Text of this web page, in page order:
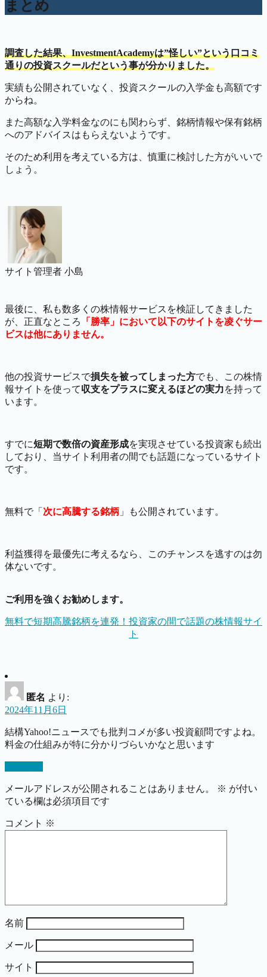
まとめ
調査した結果、InvestmentAcademyは”怪しい”という口コミ
通りの投資スクールだという事が分かりました。
実績も公開されていなく、投資スクールの入学金も高額です
からね。
また高額な入学料金なのにも関わらず、銘柄情報や保有銘柄
へのアドバイスはもらえないようです。
そのため利用を考えている方は、慎重に検討した方がいいで
しょう。
サイト管理者 小島
最後に、私も数多くの株情報サービスを検証してきました
が、正直なところ
「勝率」において以下のサイトを凌ぐサー
ビスは他にありません。
他の投資サービスで損失を被ってしまった方でも、この株情
報サイトを使って収支をプラスに変えるほどの実力を持って
います。
すでに短期で数倍の資産形成を実現させている投資家も続出
しており、当サイト利用者の間でも話題になっているサイト
です。
無料で「 次に高騰する銘柄 」も公開されています。
利益獲得を最優先に考えるなら、このチャンスを逃すのは勿
体ないです。
ご利用を強くお勧めします。
無料で短期高騰銘柄を連発！投資家の間で話題の株情報サイ
ト
匿名 より:
2024年11月6日
結構Yahoo!ニュースでも批判コメが多い投資顧問ですよね。
料金の仕組みが特に分かりづらいかなと思います
メールアドレスが公開されることはありません。 ※ が付い
ている欄は必須項目です
コメント ※
名前
メール
サイト